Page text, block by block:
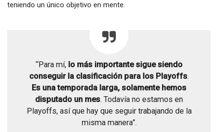
teniendo un único objetivo en mente.
“Para mí, lo más importante sigue siendo
conseguir la clasificación para los Playoffs.
Es una temporada larga, solamente hemos
disputado un mes. Todavía no estamos en
Playoffs, así que hay que seguir trabajando de la
misma manera”.